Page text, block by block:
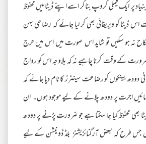
پر ایک فیملی گروپ بنا کر اسے اپنے ڈیٹا میں محفوظ
ڈیٹا کو ویریفائی بھی کر لیا جائے کہ رضاعی بہن
نہ ہو سکیں تو شاید اس صورت میں اس میں حرج
کے وقت کرنا چاہیے نہ کہ بلاوجہ اس کو رواج
دودھ بینکوں کو رضاعت سینٹرز کا نام دیا جائے کہ
مائیں اجرت پر دودھ پلانے کے لیے موجود ہوں۔ ان
بھی محفوظ کیا جا سکتا ہے جو ضرورت پڑنے پر دودھ
طرح کہ بعض آرگنائزیشنز بلڈ ڈونیشن کے لیے